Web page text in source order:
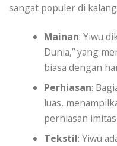
sangat populer di
Mainan: Yiwu
Dunia,” yang
biasa dengan
Perhiasan:
luas,
perhiasan
Tekstil: Yiwu